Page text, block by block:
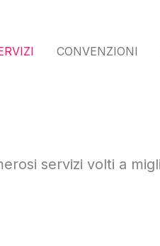
CONVENZIONI
servizi volti a